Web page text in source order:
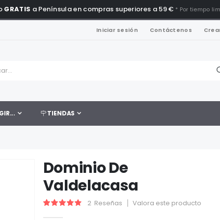
GRATIS a Península en compras superiores a 59 € * Por tiempo
Iniciar sesión Contáctenos
TIENDAS
Dominio De
Valdelacasa
Valoración: 2 Reseñas Valora este producto